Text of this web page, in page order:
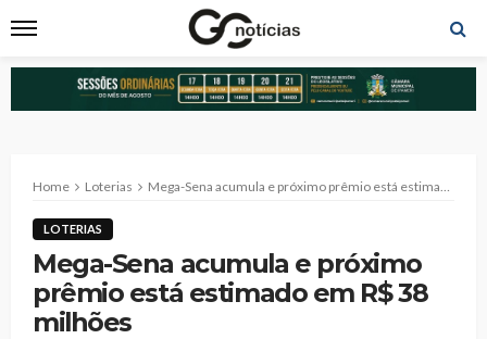
Home Loterias Mega-Sena acumula e próximo prêmio está estimado em R$ 38 milhões
LOTERIAS
Mega-Sena acumula e próximo
prêmio está estimado em R$ 38
milhões